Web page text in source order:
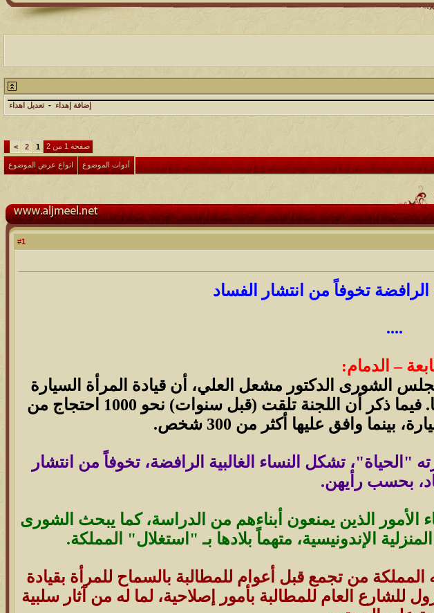
إضافة إهداء - تعديل اهداء
صفحة 1 من 2 1
2
>
أدوات الموضوع انواع عرض الموضوع
1
الرافضة تخوفاً من انتشار الفساد
....
– الدمام:
الشورى الدكتور مشعل العلي، أن قيادة المرأة السيارة
في السعودية، لم تُدرج ضمن لائحة اللجنة، لدرسها. فيما ذكر أن اللجنة تلقت (قبل سنوات) نحو 1000 احتجاج من
وافق عليها أكثر من 300 شخص.
"الحياة"، تشكل النساء الغالبية الرافضة، تخوفاً من انتشار
بحسب رأيهن.
الذين يمنعون أبناءهم من الدراسة، كما يبحث الشورى
الإندونيسية، متهماً بلادها بـ "استغلال" المملكة.
من تجمع قبل أعوام للمطالبة بالسماح للمرأة بقيادة
للشارع العام للمطالبة بأمور إصلاحية، لما له من آثار سلبية